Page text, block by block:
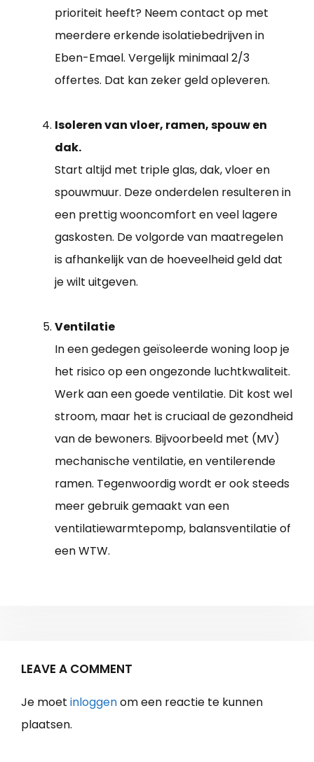
prioriteit heeft? Neem contact op met
meerdere erkende isolatiebedrijven in
Eben-Emael. Vergelijk minimaal 2/3
offertes. Dat kan zeker geld opleveren.
Isoleren van vloer, ramen, spouw en
dak.
Start altijd met triple glas, dak, vloer en
spouwmuur. Deze onderdelen resulteren in
een prettig wooncomfort en veel lagere
gaskosten. De volgorde van maatregelen
is afhankelijk van de hoeveelheid geld dat
je wilt uitgeven.
Ventilatie
In een gedegen geïsoleerde woning loop je
het risico op een ongezonde luchtkwaliteit.
Werk aan een goede ventilatie. Dit kost wel
stroom, maar het is cruciaal de gezondheid
van de bewoners. Bijvoorbeeld met (MV)
mechanische ventilatie, en ventilerende
ramen. Tegenwoordig wordt er ook steeds
meer gebruik gemaakt van een
ventilatiewarmtepomp, balansventilatie of
een WTW.
LEAVE A COMMENT
Je moet inloggenom een reactie te kunnen
plaatsen.